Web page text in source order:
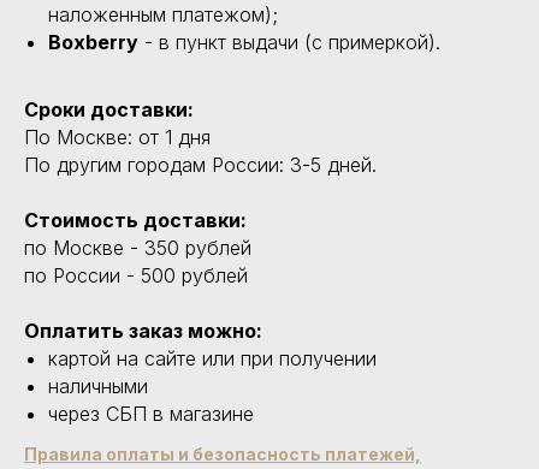
наложенным платежом);
Boxberry - в пункт выдачи (с примеркой).
Сроки доставки:
По Москве: от 1 дня
По другим городам России: 3-5 дней.
Стоимость доставки:
по Москве - 350 рублей
по России - 500 рублей
Оплатить заказ можно:
картой на сайте или при получении
наличными
через СБП в магазине
Правила оплаты и безопасность платежей,